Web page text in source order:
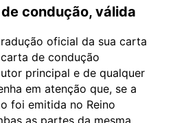
condução, válida
oficial da sua carta
de condução
principal e de qualquer
em atenção que, se a
foi emitida no Reino